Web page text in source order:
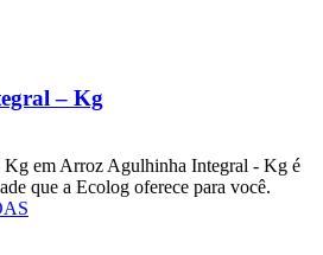
– Kg
em Arroz Agulhinha Integral - Kg é
que a Ecolog oferece para você.